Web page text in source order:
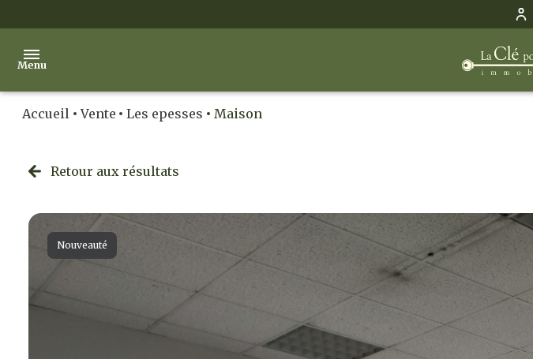
Menu
ventes
agence
contact
Accueil Vente Les epesses Maison
Retour aux résultats
Nouveauté